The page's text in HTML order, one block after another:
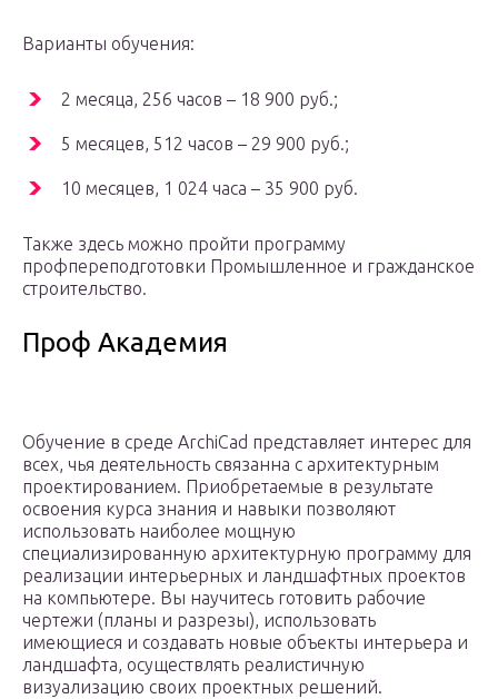
Варианты обучения:
2 месяца, 256 часов – 18 900 руб.;
5 месяцев, 512 часов – 29 900 руб.;
10 месяцев, 1 024 часа – 35 900 руб.
Также здесь можно пройти программу
профпереподготовки Промышленное и гражданское
строительство.
Проф Академия
Обучение в среде ArchiCad представляет интерес для
всех, чья деятельность связанна с архитектурным
проектированием. Приобретаемые в результате
освоения курса знания и навыки позволяют
использовать наиболее мощную
специализированную архитектурную программу для
реализации интерьерных и ландшафтных проектов
на компьютере. Вы научитесь готовить рабочие
чертежи (планы и разрезы), использовать
имеющиеся и создавать новые объекты интерьера и
ландшафта, осуществлять реалистичную
визуализацию своих проектных решений.